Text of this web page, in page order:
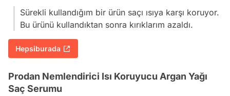
Sürekli kullandığım bir ürün saçı ısıya karşı koruyor.
Bu ürünü kullandıktan sonra kırıklarım azaldı.
Hepsiburada
Prodan Nemlendirici Isı Koruyucu Argan Yağı
Saç Serumu